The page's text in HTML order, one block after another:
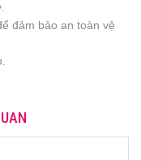
đảm bảo an toàn vệ